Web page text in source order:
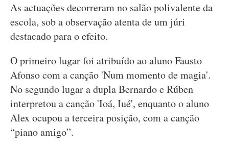
As actuações decorreram no salão polivalente da
escola, sob a observação atenta de um júri
destacado para o efeito.
O primeiro lugar foi atribuído ao aluno Fausto
Afonso com a canção 'Num momento de magia'.
No segundo lugar a dupla Bernardo e Rúben
interpretou a canção 'Ioá, Iué', enquanto o aluno
Alex ocupou a terceira posição, com a canção
“piano amigo”.